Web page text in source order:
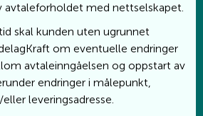
avtaleforholdet med nettselskapet.
skal kunden uten ugrunnet
om eventuelle endringer
avtaleinngåelsen og oppstart av
endringer i målepunkt,
leveringsadresse.